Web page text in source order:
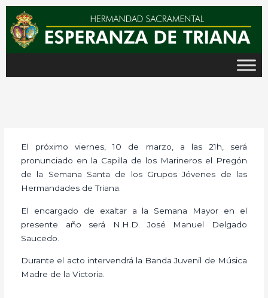
contenido
El próximo viernes, 10 de marzo, a las 21h, será
pronunciado en la Capilla de los Marineros el Pregón
de la Semana Santa de los Grupos Jóvenes de las
Hermandades de Triana.
El encargado de exaltar a la Semana Mayor en el
presente año será N.H.D. José Manuel Delgado
Saucedo.
Durante el acto intervendrá la Banda Juvenil de Música
Madre de la Victoria.